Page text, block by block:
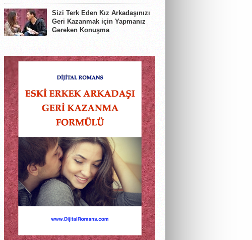
Sizi Terk Eden Kız Arkadaşınızı
Geri Kazanmak için Yapmanız
Gereken Konuşma